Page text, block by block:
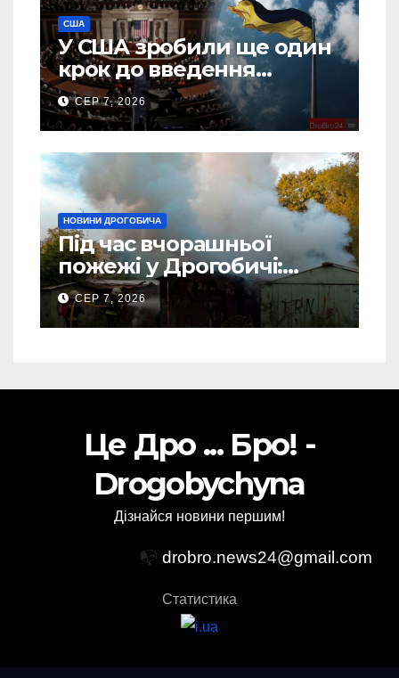
США
У США зробили ще один
крок до введення
“пекельних санкцій”
проти Росії
СЕР 7, 2026
НОВИНИ ДРОГОБИЧА
Під час вчорашньої
пожежі у Дрогобичі:
“врятовано” 4 гаражі
(Відео)
СЕР 7, 2026
Це Дро ... Бро! -
Drogobychyna
Дізнайся новини першим!
📭 drobro.news24@gmail.com
Статистика